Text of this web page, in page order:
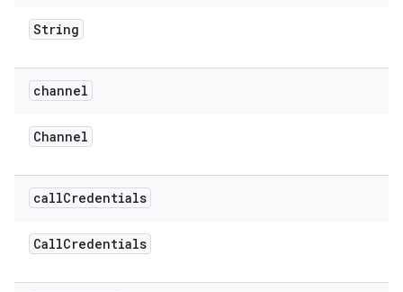
String
channel
Channel
callCredentials
CallCredentials